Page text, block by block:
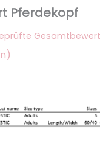
Pferdekopf